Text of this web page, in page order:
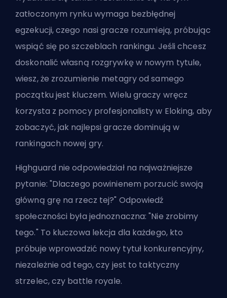
zatłoczonym rynku wymaga bezbłędnej
egzekucji, czego nasi gracze rozumieją, próbując
wspiąć się po szczeblach rankingu. Jeśli chcesz
doskonalić własną rozgrywkę w nowym tytule,
wiesz, że zrozumienie metagry od samego
początku jest kluczem. Wielu graczy wręcz
korzysta z pomocy profesjonalisty w Eloking, aby
zobaczyć, jak najlepsi gracze dominują w
rankingach nowej gry.
Highguard nie odpowiedział na najważniejsze
pytanie: "Dlaczego powinienem porzucić swoją
główną grę na rzecz tej?" Odpowiedź
społeczności była jednoznaczna: "Nie zrobimy
tego." To kluczowa lekcja dla każdego, kto
próbuje wprowadzić nowy tytuł konkurencyjny,
niezależnie od tego, czy jest to taktyczny
strzelec, czy battle royale.